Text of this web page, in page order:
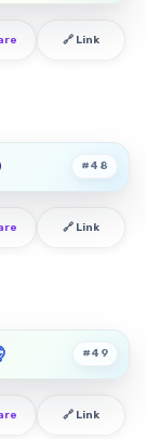
🔗 Link
#48
🔗 Link
#49
🔗 Link